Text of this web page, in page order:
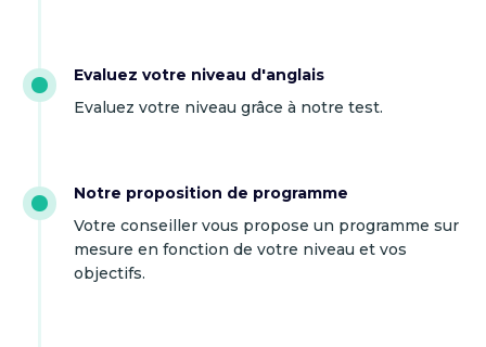
Evaluez votre niveau d'anglais
Evaluez votre niveau grâce à notre test.
Notre proposition de programme
Votre conseiller vous propose un programme sur
mesure en fonction de votre niveau et vos
objectifs.